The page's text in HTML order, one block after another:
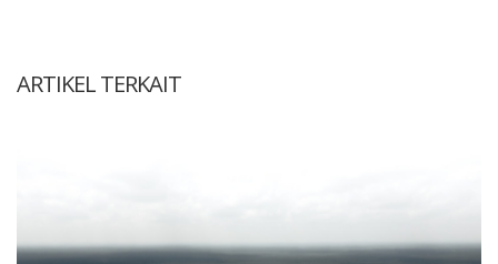
ARTIKEL TERKAIT